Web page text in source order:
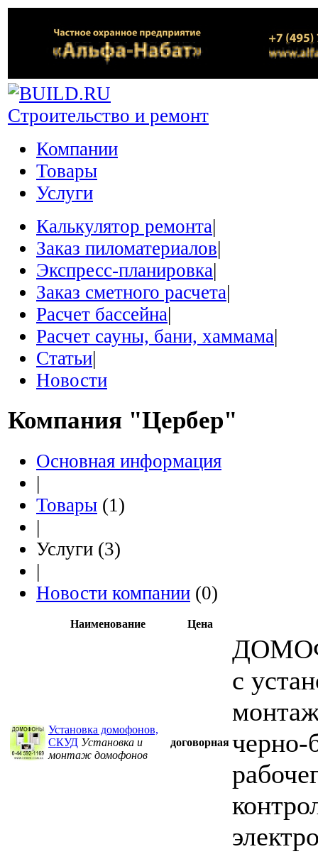
Строительство и ремонт
Компании
Товары
Услуги
Калькулятор ремонта|
Заказ пиломатериалов|
Экспресс-планировка|
Заказ сметного расчета|
Расчет бассейна|
Расчет сауны, бани, хаммама|
Статьи|
Новости
Компания "Цербер"
Основная информация
|
Товары (1)
|
Услуги (3)
|
Новости компании (0)
Наименование Цена
Установка домофонов,
СКУД Установка и
монтаж домофонов
договорная
с
черно-